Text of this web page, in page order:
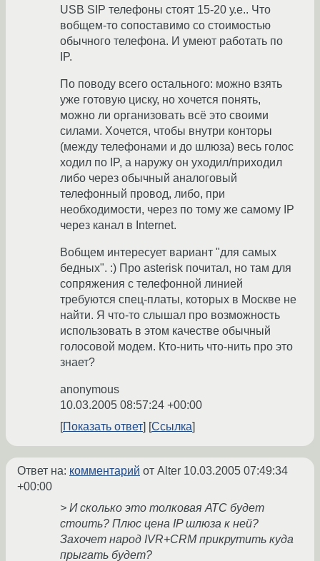
USB SIP телефоны стоят 15-20 у.е.. Что
вобщем-то сопоставимо со стоимостью
обычного телефона. И умеют работать по
IP.
По поводу всего остального: можно взять
уже готовую циску, но хочется понять,
можно ли организовать всё это своими
силами. Хочется, чтобы внутри конторы
(между телефонами и до шлюза) весь голос
ходил по IP, а наружу он уходил/приходил
либо через обычный аналоговый
телефонный провод, либо, при
необходимости, через по тому же самому IP
через канал в Internet.
Вобщем интересует вариант "для самых
бедных". :) Про asterisk почитал, но там для
сопряжения с телефонной линией
требуются спец-платы, которых в Москве не
найти. Я что-то слышал про возможность
использовать в этом качестве обычный
голосовой модем. Кто-нить что-нить про это
знает?
anonymous
10.03.2005 08:57:24 +00:00
Показать ответ
Ссылка
Ответ на: комментарий от Alter 10.03.2005 07:49:34
+00:00
> И сколько это толковая АТС будет
стоить? Плюс цена IP шлюза к ней?
Захочет народ IVR+CRM прикрутить куда
прыгать будет?